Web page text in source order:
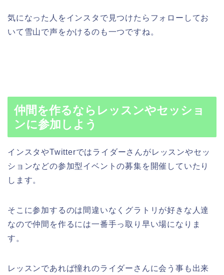
気になった人をインスタで見つけたらフォローしてお
いて雪山で声をかけるのも一つですね。
仲間を作るならレッスンやセッショ
ンに参加しよう
インスタやTwitterではライダーさんがレッスンやセッ
ションなどの参加型イベントの募集を開催していたり
します。
そこに参加するのは間違いなくグラトリが好きな人達
なので仲間を作るには一番手っ取り早い場になりま
す。
レッスンであれば憧れのライダーさんに会う事も出来